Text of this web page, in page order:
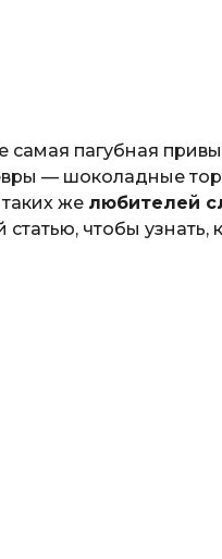
самая пагубная
— шоколадные
же любителей
статью, чтобы